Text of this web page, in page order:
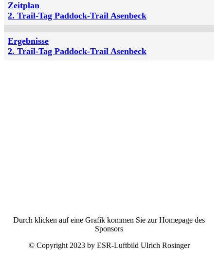
Zeitplan
2. Trail-Tag Paddock-Trail Asenbeck
Ergebnisse
2. Trail-Tag Paddock-Trail Asenbeck
Durch klicken auf eine Grafik kommen Sie zur Homepage des
Sponsors
© Copyright 2023 by ESR-Luftbild Ulrich Rosinger